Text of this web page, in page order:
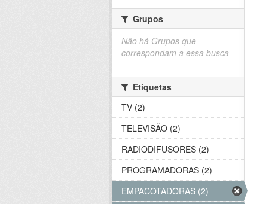
Grupos
Não há Grupos que
correspondam a essa busca
Etiquetas
TV (2)
TELEVISÃO (2)
RADIODIFUSORES (2)
PROGRAMADORAS (2)
EMPACOTADORAS (2)